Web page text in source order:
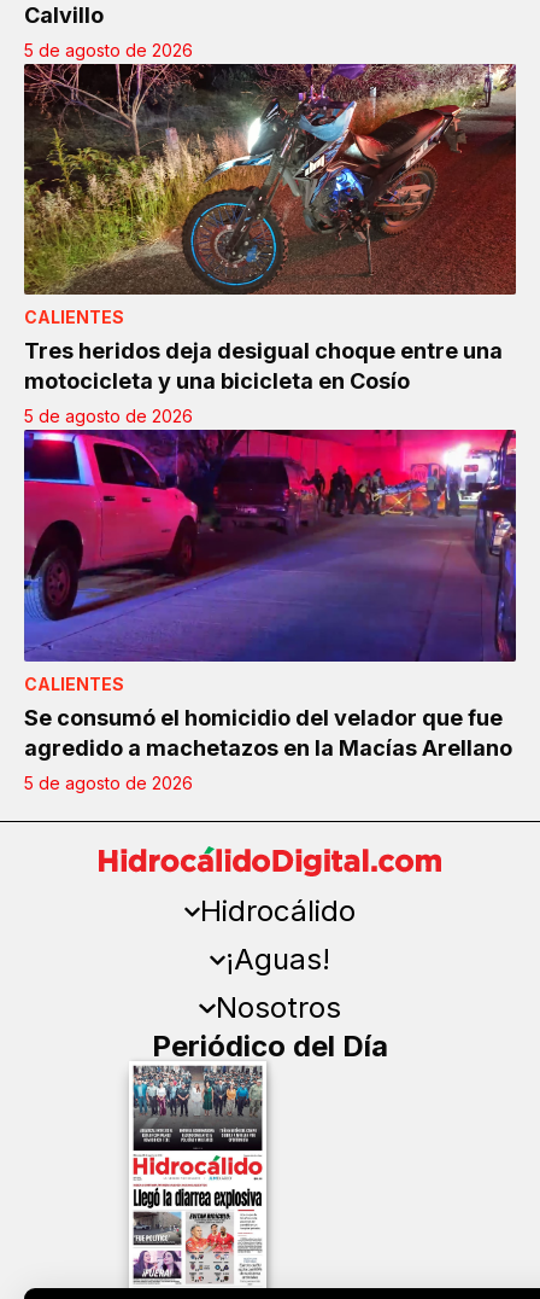
Calvillo
5 de agosto de 2026
CALIENTES
Tres heridos deja desigual choque entre una
motocicleta y una bicicleta en Cosío
5 de agosto de 2026
CALIENTES
Se consumó el homicidio del velador que fue
agredido a machetazos en la Macías Arellano
5 de agosto de 2026
Hidrocálido
¡Aguas!
Nosotros
Periódico del Día